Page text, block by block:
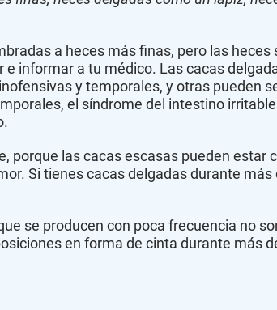
a heces más finas, pero las heces
informar a tu médico. Las cacas
y temporales, y otras pueden
el síndrome del intestino
porque las cacas escasas pueden estar
Si tienes cacas delgadas durante más
se producen con poca frecuencia no
en forma de cinta durante más